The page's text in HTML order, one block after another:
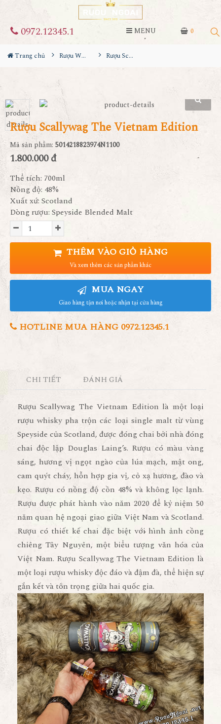
0
0972.12345.1 MENU
Trang chủ Rượu Whisky Rượu Scallywag The Vietnam Edition
Rượu Scallywag The Vietnam Edition
Mã sản phẩm: 5014218823974N1100
1.800.000 đ
Thể tích: 700ml
Nồng độ: 48%
Xuất xứ: Scotland
Dòng rượu: Speyside Blended Malt
THÊM VÀO GIỎ HÀNG
Và xem thêm các sản phẩm khác
MUA NGAY
Giao hàng tận nơi hoặc nhận tại cửa hàng
HOTLINE MUA HÀNG 0972.12345.1
CHI TIẾT ĐÁNH GIÁ
Rượu Scallywag The Vietnam Edition là một loại
rượu whisky pha trộn các loại single malt từ vùng
Speyside của Scotland, được đóng chai bởi nhà đóng
chai độc lập Douglas Laing’s. Rượu có màu vàng
sáng, hương vị ngọt ngào của lúa mạch, mật ong,
cam quýt cháy, hỗn hợp gia vị, cỏ xạ hương, đào và
kẹo. Rượu có nồng độ cồn 48% và không lọc lạnh.
Rượu được phát hành vào năm 2020 để kỷ niệm 50
năm quan hệ ngoại giao giữa Việt Nam và Scotland.
Rượu có thiết kế chai đặc biệt với hình ảnh cồng
chiêng Tây Nguyên, một biểu tượng văn hóa của
Việt Nam. Rượu Scallywag The Vietnam Edition là
một loại rượu whisky độc đáo và đậm đà, thể hiện sự
gắn kết và tôn trọng giữa hai quốc gia.